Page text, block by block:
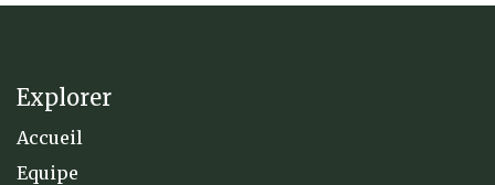
Explorer
Accueil
Equipe